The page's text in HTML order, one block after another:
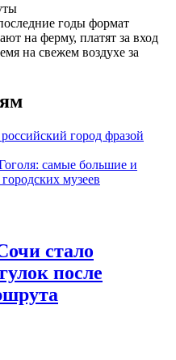
годы формат
на ферму, платят за вход
на свежем воздухе за
город фразой
самые большие и
музеев
стало
после